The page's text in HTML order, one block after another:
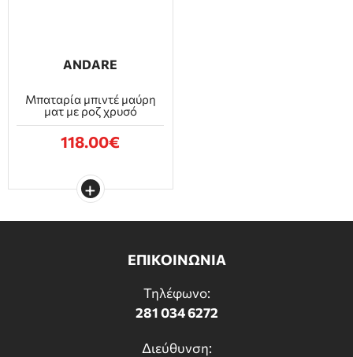
ANDARE
Μπαταρία μπιντέ μαύρη
ματ με ροζ χρυσό
118.00€
ΕΠΙΚΟΙΝΩΝΙΑ
Τηλέφωνο:
281 034 6272
Διεύθυνση: